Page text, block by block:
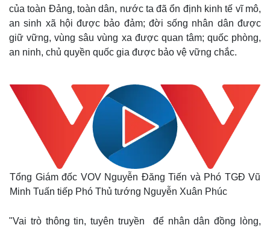
của toàn Đảng, toàn dân, nước ta đã ổn định kinh tế vĩ mô,
an sinh xã hội được bảo đảm; đời sống nhân dân được
giữ vững, vùng sâu vùng xa được quan tâm; quốc phòng,
an ninh, chủ quyền quốc gia được bảo vệ vững chắc.
Tổng Giám đốc VOV Nguyễn Đăng Tiến và Phó TGĐ Vũ
Minh Tuấn tiếp Phó Thủ tướng Nguyễn Xuân Phúc
"Vai trò thông tin, tuyên truyền để nhân dân đồng lòng,